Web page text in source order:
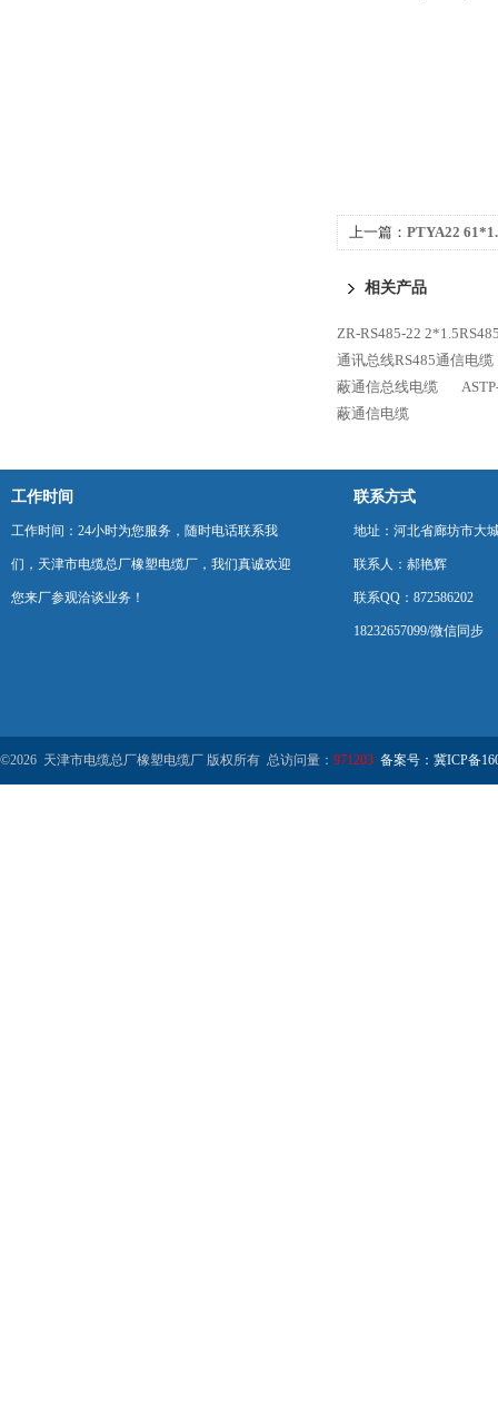
上一篇： PTYA22
相关产品
ZR-RS485-22
通讯总线RS485通信电缆
蔽通信总线电缆
蔽通信电缆
工作时间
工作时间：24小时为您服务，随时电话联系我
们，天津市电缆总厂橡塑电缆厂，我们真诚欢迎
您来厂参观洽谈业务！
联系方式
地址：河北省廊坊市大
联系人：郝艳辉
联系QQ：872586202
18232657099/微信同步
©2026 天津市电缆总厂橡塑电缆厂 版权所有 总访问量： 971203 备案号：冀ICP备